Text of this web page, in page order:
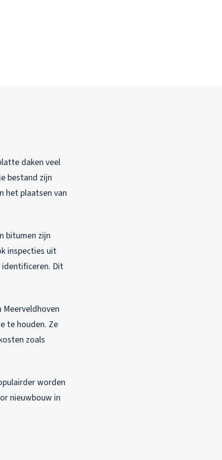
daken veel
bestand zijn
het plaatsen van
bitumen zijn
inspecties uit
identificeren. Dit
te houden. Ze
zoals
worden
nieuwbouw in